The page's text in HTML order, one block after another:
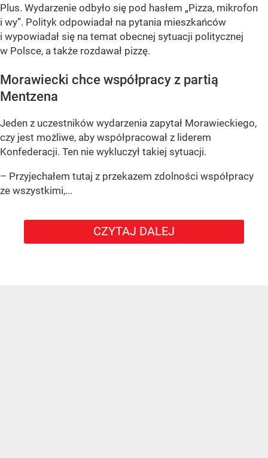
Plus. Wydarzenie odbyło się pod hasłem „Pizza, mikrofon
i wy”. Polityk odpowiadał na pytania mieszkańców
i wypowiadał się na temat obecnej sytuacji politycznej
w Polsce, a także rozdawał pizzę.
Morawiecki chce współpracy z partią
Mentzena
Jeden z uczestników wydarzenia zapytał Morawieckiego,
czy jest możliwe, aby współpracował z liderem
Konfederacji. Ten nie wykluczył takiej sytuacji.
– Przyjechałem tutaj z przekazem zdolności współpracy
ze wszystkimi,...
CZYTAJ DALEJ